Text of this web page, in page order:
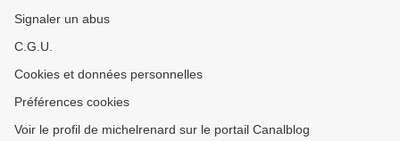
Signaler un abus
C.G.U.
Cookies et données personnelles
Préférences cookies
Voir le profil de michelrenard sur le portail Canalblog